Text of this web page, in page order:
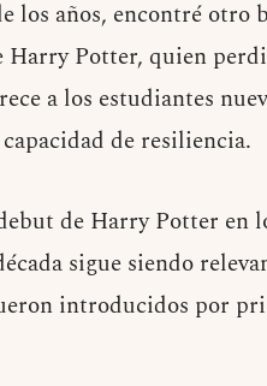
los años, encontré otro
Potter, quien
a los estudiantes
de resiliencia.
de Harry Potter en
sigue siendo
introducidos por